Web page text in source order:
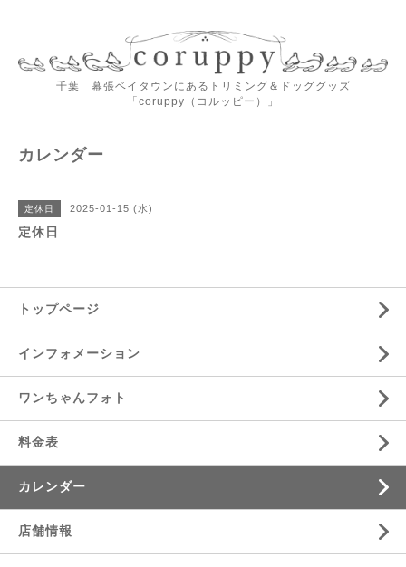
千葉 幕張ベイタウンにあるトリミング＆ドッググッズ
「coruppy（コルッピー）」
カレンダー
定休日 2025-01-15 (水)
定休日
トップページ
インフォメーション
ワンちゃんフォト
料金表
カレンダー
店舗情報